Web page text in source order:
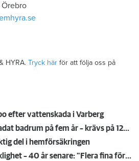
Örebro
HYRA. Tryck här för att följa oss på
efter vattenskada i Varberg
Anmälde inte vattenskadat badrum på fem år – krävs på 125 000 kronor
del i hemförsäkringen
Kompisdealen blev verklighet – 40 år senare: "Flera fina fördelar med att dela bostad"